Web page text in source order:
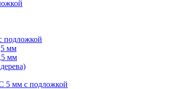
подложкой
мм
мм
5 мм с подложкой